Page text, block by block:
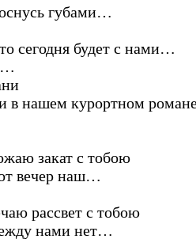
губами…
сегодня будет с нами…
в нашем курортном
закат с тобою
вечер наш…
рассвет с тобою
нами нет…